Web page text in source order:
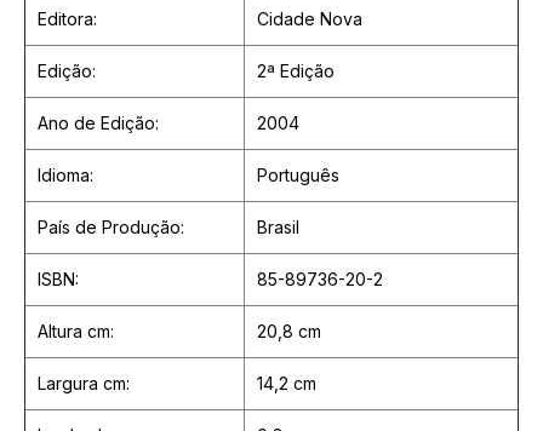
Editora: Cidade Nova
Edição: 2ª Edição
Ano de Edição: 2004
Idioma: Português
País de Produção: Brasil
ISBN: 85-89736-20-2
Altura cm: 20,8 cm
Largura cm: 14,2 cm